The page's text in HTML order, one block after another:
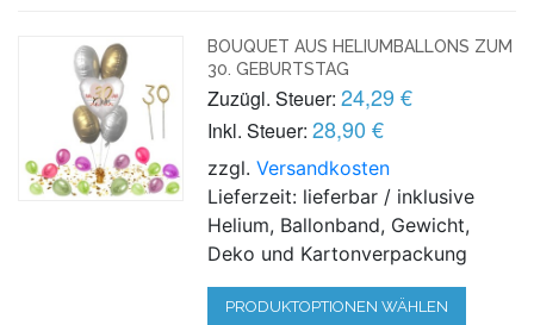
BOUQUET AUS HELIUMBALLONS ZUM
30. GEBURTSTAG
Zuzügl. Steuer: 24,29 €
Inkl. Steuer: 28,90 €
zzgl.Versandkosten
Lieferzeit: lieferbar / inklusive
Helium, Ballonband, Gewicht,
Deko und Kartonverpackung
PRODUKTOPTIONEN WÄHLEN